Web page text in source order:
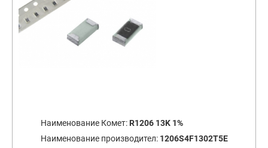
Наименование Комет: R1206 13K 1%
Наименование производител: 1206S4F1302T5E